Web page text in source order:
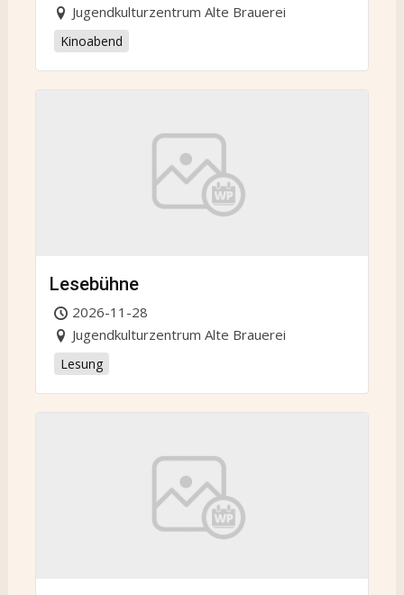
Jugendkulturzentrum Alte Brauerei
Kinoabend
Lesebühne
2026-11-28
Jugendkulturzentrum Alte Brauerei
Lesung